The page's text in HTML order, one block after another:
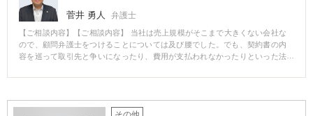
営まれています。 【コメント】 刑事弁護では、弁護人が労を惜しまず対処す
ることがその後の結果において非常に重要です。例えば、被害者にどれだけ
真摯に対応したか、本人にどれだけ反省を促したか、本人にどれだけ今後の
生活を具体的にイメージさせたか、どれだけ周囲の人間を説得したかが、保
釈や執行猶予の獲得に大きく関わってきます。当事務所では、そういった労
たいと考えています。
菅井 勇人 弁護士
【ご相談内容】【ご相談内容】 当社は売上規模がそこまで大きくない会社な
ので、顧問弁護士をつけることについては及び腰でした。でも、契約書の内
容を巡って取引先と争いになったり、費用が支払われなかったりといった法
決の過程と結果】 思い切って東京スタートアップ法律事務所に相談したとこ
内容も法的アドバイスだけではなく、督促状の送付や契約書のレビュー、法